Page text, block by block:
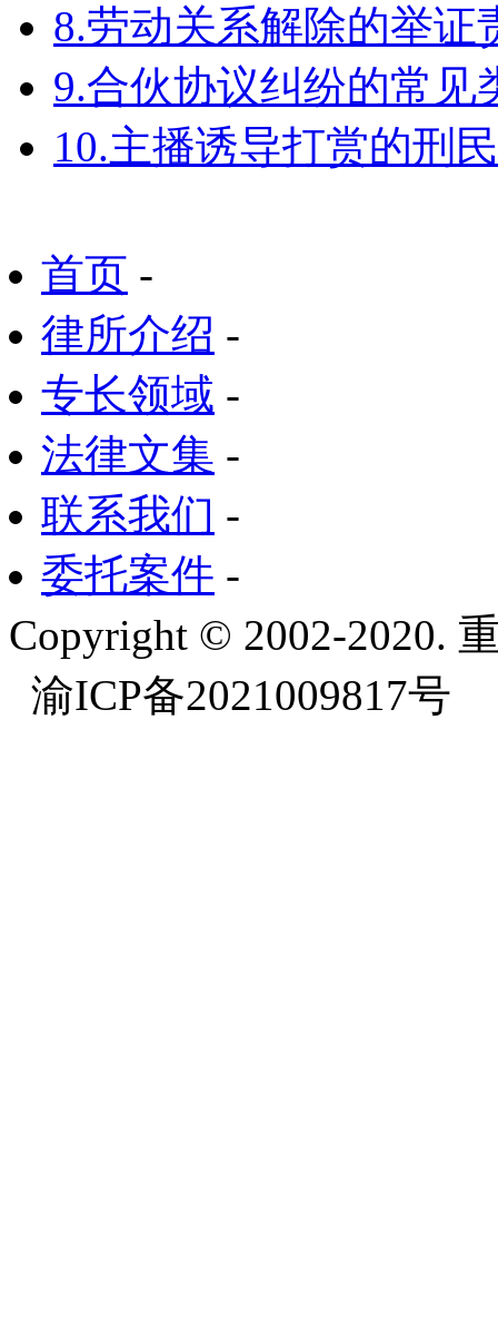
8.劳动关系解除的举证
9.合伙协议纠纷的常见
10.主播诱导打赏的刑
首页 -
律所介绍 -
专长领域 -
法律文集 -
联系我们 -
委托案件 -
Copyright © 2002-2020.
渝ICP备2021009817号